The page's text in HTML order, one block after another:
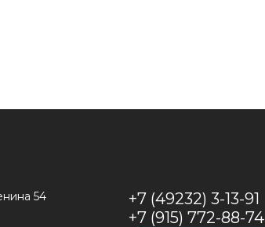
54
+7 (49232) 3-13-91
+7 (915) 772-88-74